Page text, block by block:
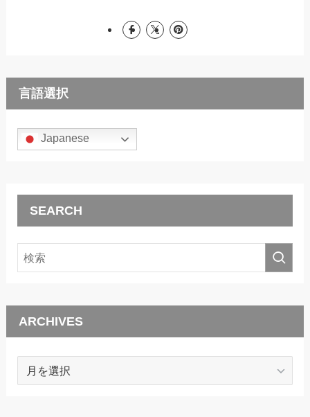
言語選択
Japanese
SEARCH
ARCHIVES
ARCHIVES